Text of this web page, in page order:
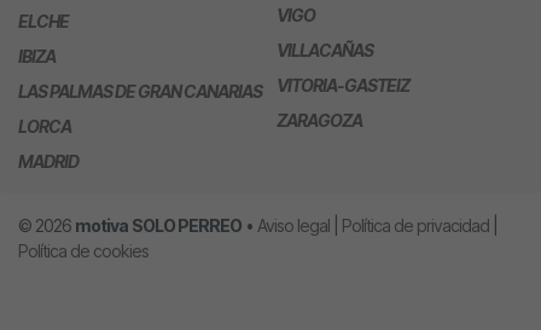
ELCHE
IBIZA
LAS PALMAS DE GRAN CANARIAS
LORCA
MADRID
VIGO
VILLACAÑAS
VITORIA-GASTEIZ
ZARAGOZA
© 2026 motiva SOLO PERREO • Aviso legal Política de privacidad
Política de cookies